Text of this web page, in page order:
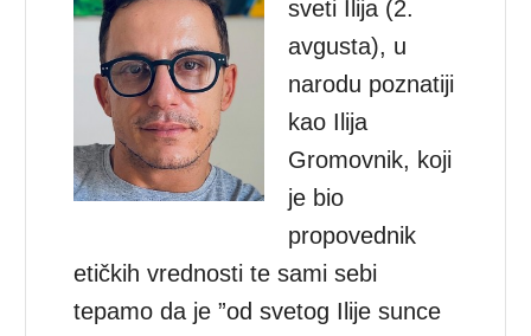
sveti Ilija (2.
avgusta), u
narodu poznatiji
kao Ilija
Gromovnik, koji
je bio
propovednik
etičkih vrednosti te sami sebi
tepamo da je ”od svetog Ilije sunce